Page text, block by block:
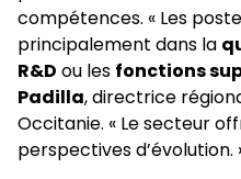
compétences. « Les
principalement dans la
R&D ou les fonctions
Padilla, directrice
Occitanie. « Le secteur
perspectives d’évolution.